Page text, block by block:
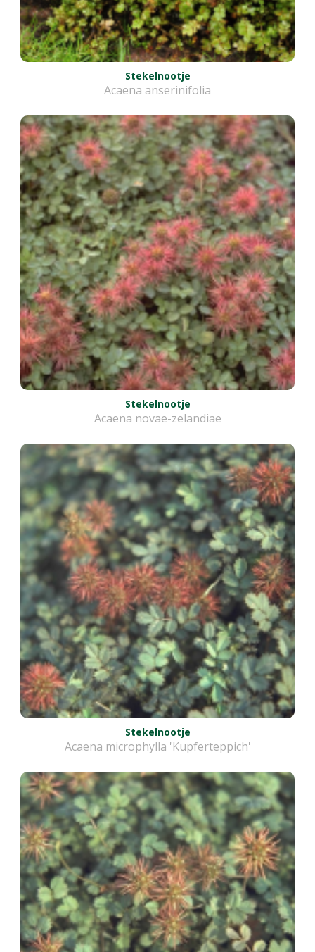
Stekelnootje
Acaena anserinifolia
Stekelnootje
Acaena novae-zelandiae
Stekelnootje
Acaena microphylla 'Kupferteppich'